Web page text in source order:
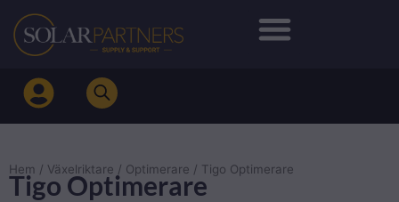
Hoppa
innehåll
Hem / Växelriktare / Optimerare / Tigo Optimerare
Tigo Optimerare